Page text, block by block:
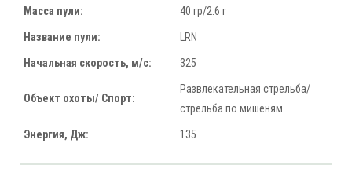
Масса пули: 40 гр/2.6 г
Название пули: LRN
Начальная скорость, м/с: 325
Объект охоты/ Спорт:
Развлекательная стрельба/
стрельба по мишеням
Энергия, Дж: 135